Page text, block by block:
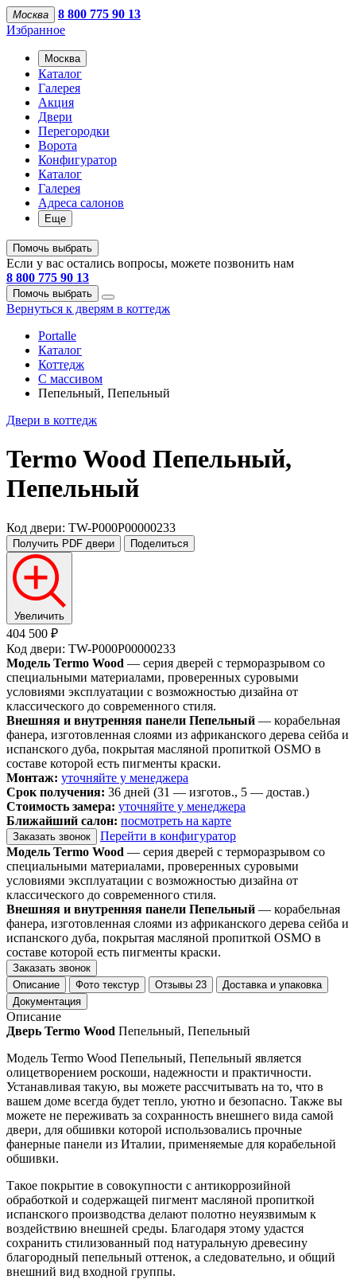
Москва
8 800 775 90 13
Избранное
Москва
Каталог
Галерея
Акция
Двери
Перегородки
Ворота
Конфигуратор
Каталог
Галерея
Адреса салонов
Еще
Помочь выбрать
Если у вас остались вопросы, можете позвонить нам
8 800 775 90 13
Помочь выбрать
Вернуться к дверям в коттедж
Portalle
Каталог
Коттедж
С массивом
Пепельный, Пепельный
Двери в коттедж
Termo Wood Пепельный,
Пепельный
Код двери: TW-P000P00000233
Получить PDF двери Поделиться
Увеличить
404 500 ₽
Код двери: TW-P000P00000233
Модель Termo Wood — серия дверей с терморазрывом со
специальными материалами, проверенных суровыми
условиями эксплуатации с возможностью дизайна от
классического до современного стиля.
Внешняя и внутренняя панели Пепельный — корабельная
фанера, изготовленная слоями из африканского дерева сейба и
испанского дуба, покрытая масляной пропиткой OSMO в
составе которой есть пигменты краски.
Монтаж: уточняйте у менеджера
Срок получения: 36 дней (31 — изготов., 5 — достав.)
Стоимость замера: уточняйте у менеджера
Ближайший салон: посмотреть на карте
Заказать звонок
Перейти в конфигуратор
Модель Termo Wood — серия дверей с терморазрывом со
специальными материалами, проверенных суровыми
условиями эксплуатации с возможностью дизайна от
классического до современного стиля.
Внешняя и внутренняя панели Пепельный — корабельная
фанера, изготовленная слоями из африканского дерева сейба и
испанского дуба, покрытая масляной пропиткой OSMO в
составе которой есть пигменты краски.
Заказать звонок
Описание
Фото текстур Отзывы 23
Доставка и упаковка
Документация
Описание
Дверь Termo Wood Пепельный, Пепельный
Модель Termo Wood Пепельный, Пепельный является
олицетворением роскоши, надежности и практичности.
Устанавливая такую, вы можете рассчитывать на то, что в
вашем доме всегда будет тепло, уютно и безопасно. Также вы
можете не переживать за сохранность внешнего вида самой
двери, для обшивки которой использовались прочные
фанерные панели из Италии, применяемые для корабельной
обшивки.
Такое покрытие в совокупности с антикоррозийной
обработкой и содержащей пигмент масляной пропиткой
испанского производства делают полотно неуязвимым к
воздействию внешней среды. Благодаря этому удастся
сохранить стилизованный под натуральную древесину
благородный пепельный оттенок, а следовательно, и общий
внешний вид входной группы.